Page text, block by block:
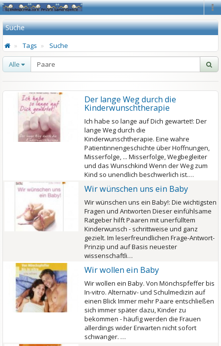
Suche
Tags Suche
Alle
Der lange Weg durch die
Kinderwunschtherapie
Ich habe so lange auf Dich gewartet!: Der
lange Weg durch die
Kinderwunschtherapie. Eine wahre
Patientinnengeschichte über Hoffnungen,
Misserfolge, ... Misserfolge, Wegbegleiter
und das Wunschkind Wenn der Weg zum
Kind so unendlich beschwerlich ist.…
Wir wünschen uns ein Baby
Wir wünschen uns ein Baby!: Die wichtigsten
Fragen und Antworten Dieser einfühlsame
Ratgeber hilft Paaren mit unerfülltem
Kinderwunsch - schrittweise und ganz
gezielt. Im leserfreundlichen Frage-Antwort-
Prinzip und auf Basis neuester
wissenschaftli…
Wir wollen ein Baby
Wir wollen ein Baby. Von Mönchspfeffer bis
In-vitro. Alternativ- und Schulmedizin auf
einen Blick Immer mehr Paare entschließen
sich immer später dazu, Kinder zu
bekommen - häufig werden die Frauen
allerdings wider Erwarten nicht sofort
schwanger. …